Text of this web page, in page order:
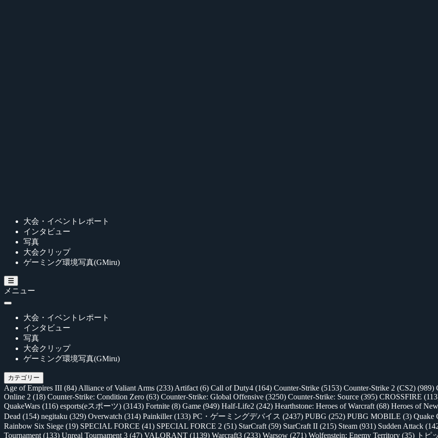
大会・イベントレポート
インタビュー
写真
大会クリップ
ゲーミング環境写真(GMiru)
メニュー
大会・イベントレポート
インタビュー
写真
大会クリップ
ゲーミング環境写真(GMiru)
カテゴリー
Age of Empires III (84) Alliance of Valiant Arms (233) Artifact (6) Call of Duty4 (164) Counter-Strike (5153) Counter-Strike 2 (CS2) (989)
Online 2 (18) Counter-Strike: Condition Zero (63) Counter-Strike: Global Offensive (3250) Counter-Strike: Source (395) CROSSFIRE
QuakeWars (116) esports(eスポーツ) (3143) Fortnite (8) Game (949) Half-Life2 (242) Hearthstone: Heroes of Warcraft (68) Heroes of
Dead (154) negitaku (329) Overwatch (314) Painkiller(133) PC・ゲーミングデバイス (2437) PUBG (252) PUBG MOBILE (3) Quake
Rainbow Six Siege (19) SPECIAL FORCE (41) SPECIAL FORCE 2 (51) StarCraft (59) StarCraft II (215) Steam (931) Sudden Attack
Tournament (133) Unreal Tournament 3 (47) VALORANT (1139) Warcraft3 (233) Warsow (271) Wolfenstein: Enemy Territory (35) トピ